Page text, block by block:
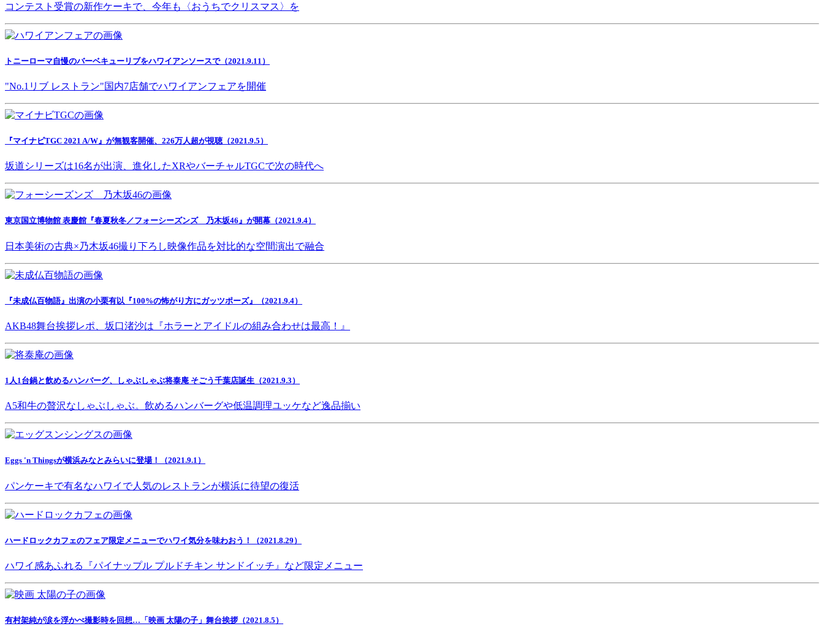
コンテスト受賞の新作ケーキで、今年も〈おうちでクリスマス〉を
トニーローマ自慢のバーベキューリブをハワイアンソースで（2021.9.11）
"No.1リブ レストラン"国内7店舗でハワイアンフェアを開催
『マイナビTGC 2021 A/W』が無観客開催、226万人超が視聴（2021.9.5）
坂道シリーズは16名が出演、進化したXRやバーチャルTGCで次の時代へ
東京国立博物館 表慶館『春夏秋冬／フォーシーズンズ 乃木坂46』が開幕（2021.9.4）
日本美術の古典×乃木坂46撮り下ろし映像作品を対比的な空間演出で融合
『未成仏百物語』出演の小栗有以『100%の怖がり方にガッツポーズ』（2021.9.4）
AKB48舞台挨拶レポ、坂口渚沙は『ホラーとアイドルの組み合わせは最高！』
1人1台鍋と飲めるハンバーグ、しゃぶしゃぶ将泰庵 そごう千葉店誕生（2021.9.3）
A5和牛の贅沢なしゃぶしゃぶ。飲めるハンバーグや低温調理ユッケなど逸品揃い
Eggs 'n Thingsが横浜みなとみらいに登場！（2021.9.1）
パンケーキで有名なハワイで人気のレストランが横浜に待望の復活
ハードロックカフェのフェア限定メニューでハワイ気分を味わおう！（2021.8.29）
ハワイ感あふれる『パイナップル プルドチキン サンドイッチ』など限定メニュー
有村架純が涙を浮かべ撮影時を回想…「映画 太陽の子」舞台挨拶（2021.8.5）